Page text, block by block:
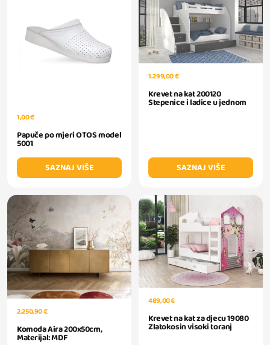
1,00 €
Papuče po mjeri OTOS model
5001
SAZNAJ VIŠE
1.299,00 €
Krevet na kat 200120
Stepenice i ladice u jednom
SAZNAJ VIŠE
2.250,90 €
Komoda Aira 200x50cm,
Materijal: MDF
489,00 €
Krevet na kat za djecu 19080
Zlatokosin visoki toranj